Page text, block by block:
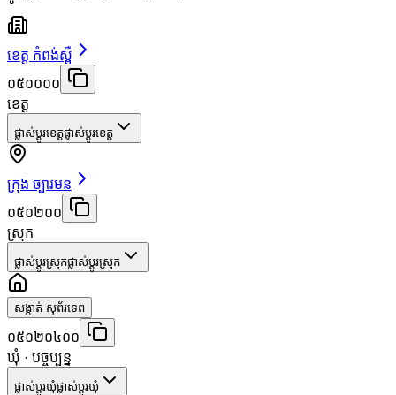
ខេត្ត កំពង់ស្ពឺ
០៥០០០០
ខេត្ត
ផ្លាស់ប្តូរខេត្តផ្លាស់ប្តូរខេត្ត
ក្រុង ច្បារមន
០៥០២០០
ស្រុក
ផ្លាស់ប្តូរស្រុកផ្លាស់ប្តូរស្រុក
សង្កាត់ សុព័រទេព
០៥០២០៤០០
ឃុំ · បច្ចុប្បន្ន
ផ្លាស់ប្តូរឃុំផ្លាស់ប្តូរឃុំ